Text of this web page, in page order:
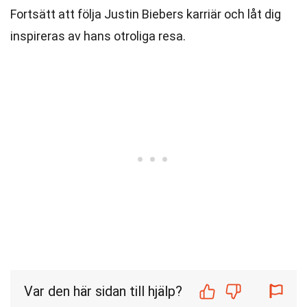
Fortsätt att följa Justin Biebers karriär och låt dig
inspireras av hans otroliga resa.
Var den här sidan till hjälp?